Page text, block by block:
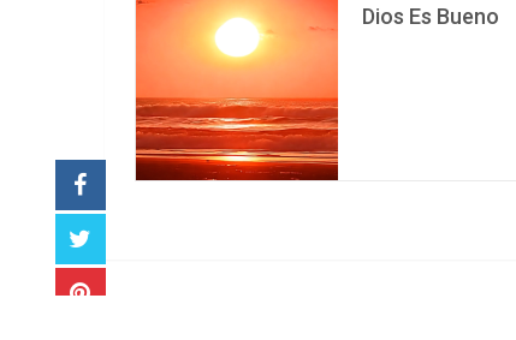
Dios Es Bueno